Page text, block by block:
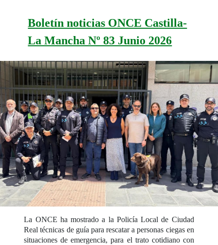
Boletín noticias ONCE Castilla-
La Mancha Nº 83 Junio 2026
La ONCE ha mostrado a la Policía Local de Ciudad
Real técnicas de guía para rescatar a personas ciegas en
situaciones de emergencia, para el trato cotidiano con